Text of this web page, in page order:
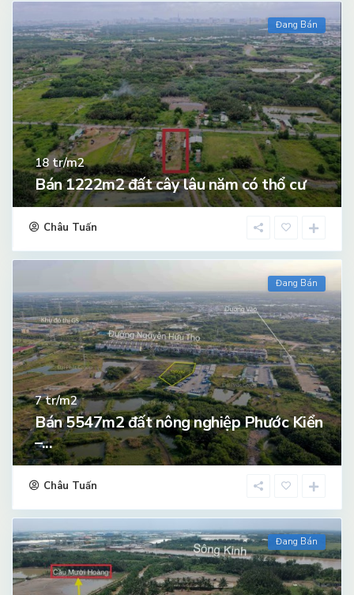
Đang Bán
18 tr/m2
Bán 1222m2 đất cây lâu năm có thổ cư
Châu Tuấn
Đang Bán
7tr/m2
Bán 5547m2 đất nông nghiệp Phước Kiển
–...
Châu Tuấn
Đang Bán